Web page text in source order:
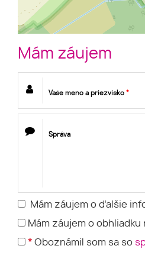
Mám záujem
Vaše meno a priezvisko *
Správa
Mám záujem o ďalšie
Mám záujem o
* Oboznámil som sa so